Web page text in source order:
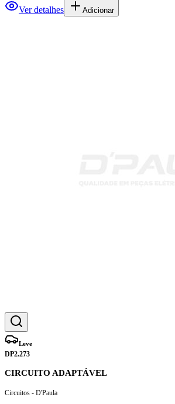
Ver detalhes Adicionar
Leve
DP2.273
CIRCUITO ADAPTÁVEL
Circuitos - D'Paula